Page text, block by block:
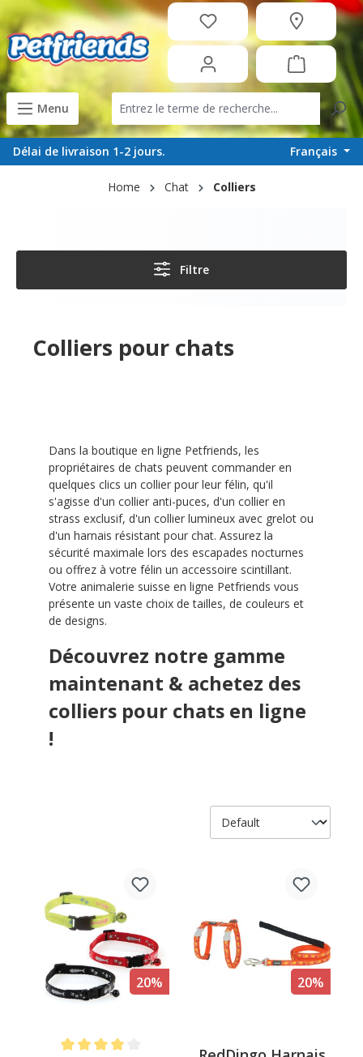
principal
Menu
Délai de livraison 1-2 jours. Français
Home Chat Colliers
Filtre
Colliers pour chats
Dans la boutique en ligne Petfriends, les
propriétaires de chats peuvent commander en
quelques clics un collier pour leur félin, qu'il
s'agisse d'un collier anti-puces, d'un collier en
strass exclusif, d'un collier lumineux avec grelot ou
d'un harnais résistant pour chat. Assurez la
sécurité maximale lors des escapades nocturnes
ou offrez à votre félin un accessoire scintillant.
Votre animalerie suisse en ligne Petfriends vous
présente un vaste choix de tailles, de couleurs et
de designs.
Découvrez notre gamme
maintenant & achetez des
colliers pour chats en ligne
!
20% 20%